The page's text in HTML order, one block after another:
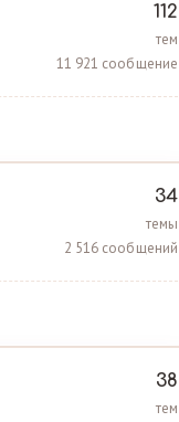
112
тем
11 921 сообщение
34
темы
2 516 сообщений
38
тем